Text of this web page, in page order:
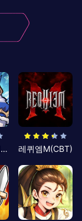
킹방치: 빵지의 제왕 레퀴엠M(CBT)